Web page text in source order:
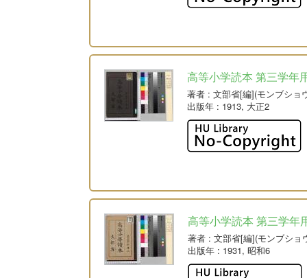
高等小学読本 第三学年
著者 : 文部省[編](モンブショ
出版年 : 1913, 大正2
高等小学読本 第三学年
著者 : 文部省[編](モンブショ
出版年 : 1931, 昭和6